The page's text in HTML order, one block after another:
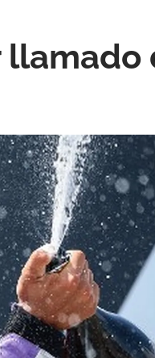
llamado